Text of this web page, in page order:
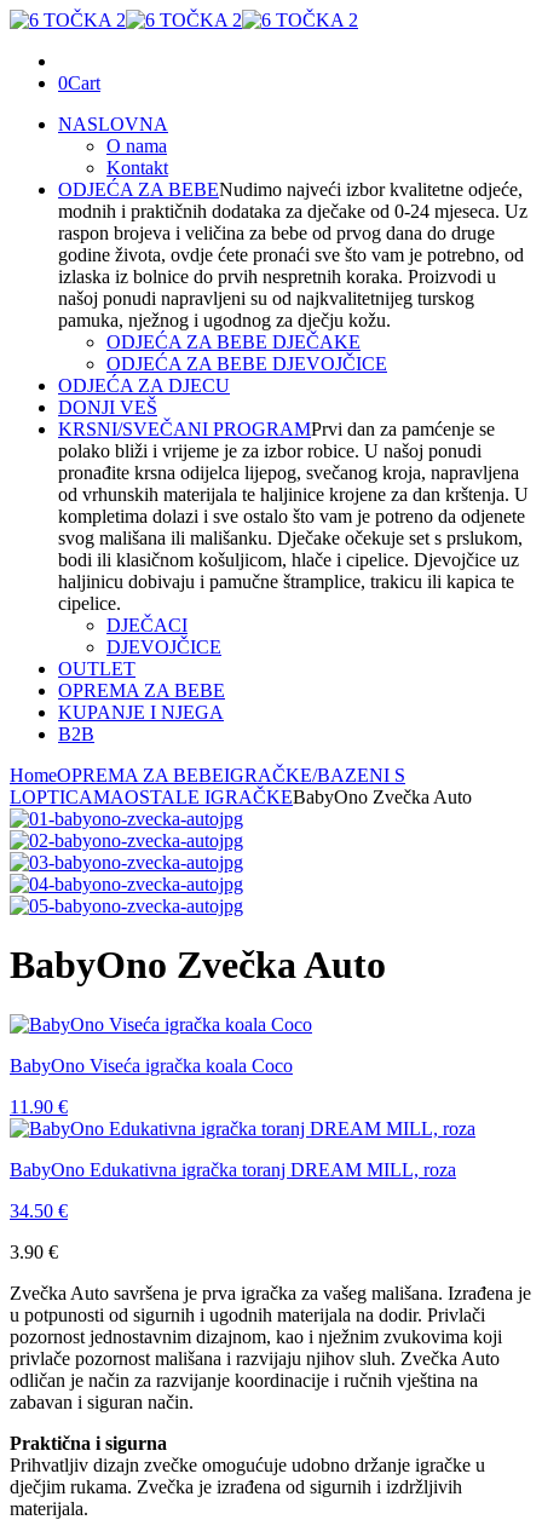
0Cart
NASLOVNA
O nama
Kontakt
ODJEĆA ZA BEBENudimo najveći izbor kvalitetne odjeće,
modnih i praktičnih dodataka za dječake od 0-24 mjeseca. Uz
raspon brojeva i veličina za bebe od prvog dana do druge
godine života, ovdje ćete pronaći sve što vam je potrebno, od
izlaska iz bolnice do prvih nespretnih koraka. Proizvodi u
našoj ponudi napravljeni su od najkvalitetnijeg turskog
pamuka, nježnog i ugodnog za dječju kožu.
ODJEĆA ZA BEBE DJEČAKE
ODJEĆA ZA BEBE DJEVOJČICE
ODJEĆA ZA DJECU
DONJI VEŠ
KRSNI/SVEČANI PROGRAMPrvi dan za pamćenje se
polako bliži i vrijeme je za izbor robice. U našoj ponudi
pronađite krsna odijelca lijepog, svečanog kroja, napravljena
od vrhunskih materijala te haljinice krojene za dan krštenja. U
kompletima dolazi i sve ostalo što vam je potreno da odjenete
svog mališana ili mališanku. Dječake očekuje set s prslukom,
bodi ili klasičnom košuljicom, hlače i cipelice. Djevojčice uz
haljinicu dobivaju i pamučne štramplice, trakicu ili kapica te
cipelice.
DJEČACI
DJEVOJČICE
OUTLET
OPREMA ZA BEBE
KUPANJE I NJEGA
B2B
HomeOPREMA ZA BEBEIGRAČKE/BAZENI S
LOPTICAMAOSTALE IGRAČKEBabyOno Zvečka Auto
BabyOno Zvečka Auto
BabyOno Viseća igračka koala Coco
11.90 €
BabyOno Edukativna igračka toranj DREAM MILL, roza
34.50 €
3.90 €
Zvečka Auto savršena je prva igračka za vašeg mališana. Izrađena je
u potpunosti od sigurnih i ugodnih materijala na dodir. Privlači
pozornost jednostavnim dizajnom, kao i nježnim zvukovima koji
privlače pozornost mališana i razvijaju njihov sluh. Zvečka Auto
odličan je način za razvijanje koordinacije i ručnih vještina na
zabavan i siguran način.
Praktična i sigurna
Prihvatljiv dizajn zvečke omogućuje udobno držanje igračke u
dječjim rukama. Zvečka je izrađena od sigurnih i izdržljivih
materijala.